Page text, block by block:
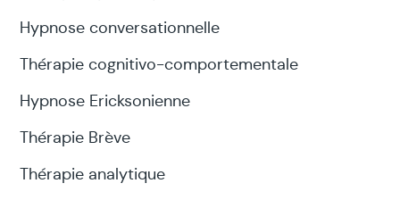
Hypnose conversationnelle
Thérapie cognitivo-comportementale
Hypnose Ericksonienne
Thérapie Brève
Thérapie analytique